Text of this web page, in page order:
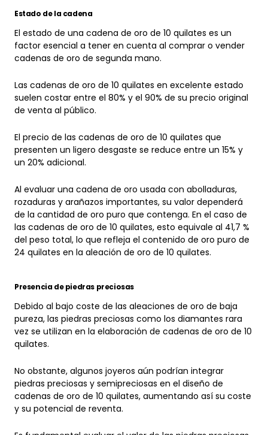
factor esencial a tener en cuenta al comprar o vender
cadenas de oro de segunda mano.
suelen costar entre el 80% y el 90% de su precio original
de venta al público.
presenten un ligero desgaste se reduce entre un 15% y
un 20% adicional.
rozaduras y arañazos importantes, su valor dependerá
de la cantidad de oro puro que contenga. En el caso de
las cadenas de oro de 10 quilates, esto equivale al 41,7 %
del peso total, lo que refleja el contenido de oro puro de
24 quilates en la aleación de oro de 10 quilates.
pureza, las piedras preciosas como los diamantes rara
vez se utilizan en la elaboración de cadenas de oro de 10
quilates.
piedras preciosas y semipreciosas en el diseño de
cadenas de oro de 10 quilates, aumentando así su coste
y su potencial de reventa.